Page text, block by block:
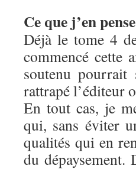
Ce que j’en
Déjà le tome 4
commencé cette
soutenu
rattrapé l’éditeur
En tout cas, je
qui, sans éviter
qualités qui en
du dépaysement.